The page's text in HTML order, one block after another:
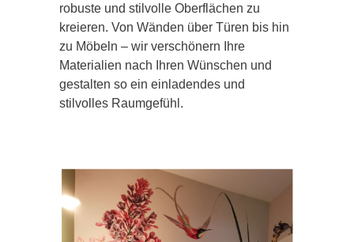
robuste und stilvolle Oberflächen zu
kreieren. Von Wänden über Türen bis hin
zu Möbeln – wir verschönern Ihre
Materialien nach Ihren Wünschen und
gestalten so ein einladendes und
stilvolles Raumgefühl.